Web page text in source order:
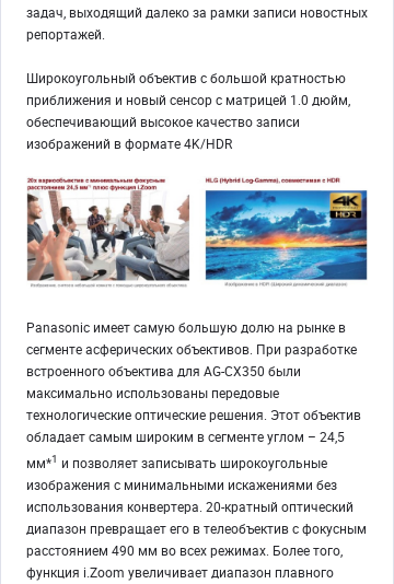
задач, выходящий далеко за рамки записи новостных
репортажей.
Широкоугольный объектив с большой кратностью
приближения и новый сенсор с матрицей 1.0 дюйм,
обеспечивающий высокое качество записи
изображений в формате 4K/HDR
Panasonic имеет самую большую долю на рынке в
сегменте асферических объективов. При разработке
встроенного объектива для AG-CX350 были
максимально использованы передовые
технологические оптические решения. Этот объектив
обладает самым широким в сегменте углом – 24,5
мм*1 и позволяет записывать широкоугольные
изображения с минимальными искажениями без
использования конвертера. 20-кратный оптический
диапазон превращает его в телеобъектив с фокусным
расстоянием 490 мм во всех режимах. Более того,
функция i.Zoom увеличивает диапазон плавного